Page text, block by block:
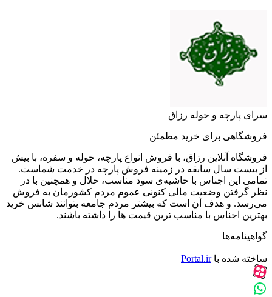
سرای پارچه و حوله رزاق
فروشگاهی برای خرید مطمئن
فروشگاه آنلاین رزاق، با فروش انواع پارچه، حوله و سفره، با بیش
از بیست سال سابقه در زمینه فروش پارچه در خدمت شماست.
تمامی این اجناس با حاشیه‌ی سود مناسب، حلال و همچنین با در
نظر گرفتن وضعیت مالی کنونی عموم مردم کشورمان به فروش
می‌رسد. و هدف آن است که بیشتر مردم جامعه بتوانند شانس خرید
بهترین اجناس با مناسب ترین قیمت ها را داشته باشند.
گواهینامه‌ها
ساخته شده باPortal.ir